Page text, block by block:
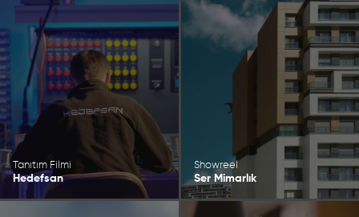
Tanıtım Filmi
Hedefsan
Showreel
Ser Mimarlık